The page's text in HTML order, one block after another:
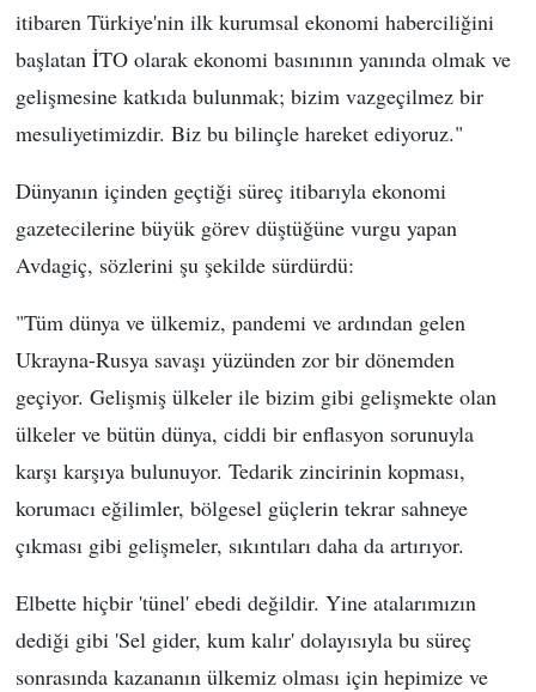
itibaren Türkiye'nin ilk kurumsal ekonomi haberciliğini
başlatan İTO olarak ekonomi basınının yanında olmak ve
gelişmesine katkıda bulunmak; bizim vazgeçilmez bir
mesuliyetimizdir. Biz bu bilinçle hareket ediyoruz."
Dünyanın içinden geçtiği süreç itibarıyla ekonomi
gazetecilerine büyük görev düştüğüne vurgu yapan
Avdagiç, sözlerini şu şekilde sürdürdü:
"Tüm dünya ve ülkemiz, pandemi ve ardından gelen
Ukrayna-Rusya savaşı yüzünden zor bir dönemden
geçiyor. Gelişmiş ülkeler ile bizim gibi gelişmekte olan
ülkeler ve bütün dünya, ciddi bir enflasyon sorunuyla
karşı karşıya bulunuyor. Tedarik zincirinin kopması,
korumacı eğilimler, bölgesel güçlerin tekrar sahneye
çıkması gibi gelişmeler, sıkıntıları daha da artırıyor.
Elbette hiçbir 'tünel' ebedi değildir. Yine atalarımızın
dediği gibi 'Sel gider, kum kalır' dolayısıyla bu süreç
sonrasında kazananın ülkemiz olması için hepimize ve